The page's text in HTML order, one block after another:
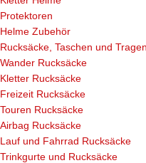
Protektoren
Helme Zubehör
Rucksäcke, Taschen und Tragen
Wander Rucksäcke
Kletter Rucksäcke
Freizeit Rucksäcke
Touren Rucksäcke
Airbag Rucksäcke
Lauf und Fahrrad Rucksäcke
Trinkgurte und Rucksäcke